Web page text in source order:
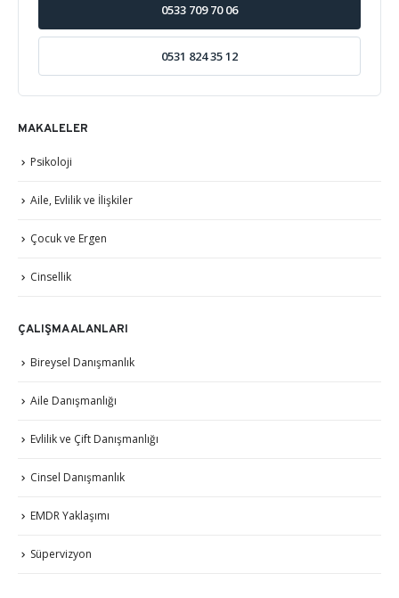
0533 709 70 06
0531 824 35 12
MAKALELER
Psikoloji
Aile, Evlilik ve İlişkiler
Çocuk ve Ergen
Cinsellik
ÇALIŞMA ALANLARI
Bireysel Danışmanlık
Aile Danışmanlığı
Evlilik ve Çift Danışmanlığı
Cinsel Danışmanlık
EMDR Yaklaşımı
Süpervizyon